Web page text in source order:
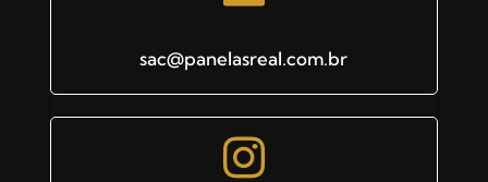
sac@panelasreal.com.br
